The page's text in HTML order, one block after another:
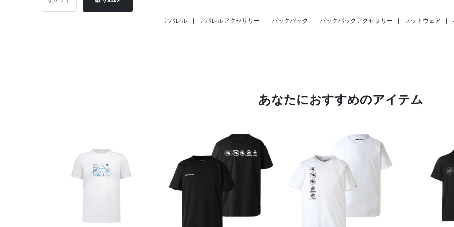
アパレル | アパレルアクセサリー | バックパック | バックパックアクセサリー | フットウェア |
あなたにおすすめのアイテム